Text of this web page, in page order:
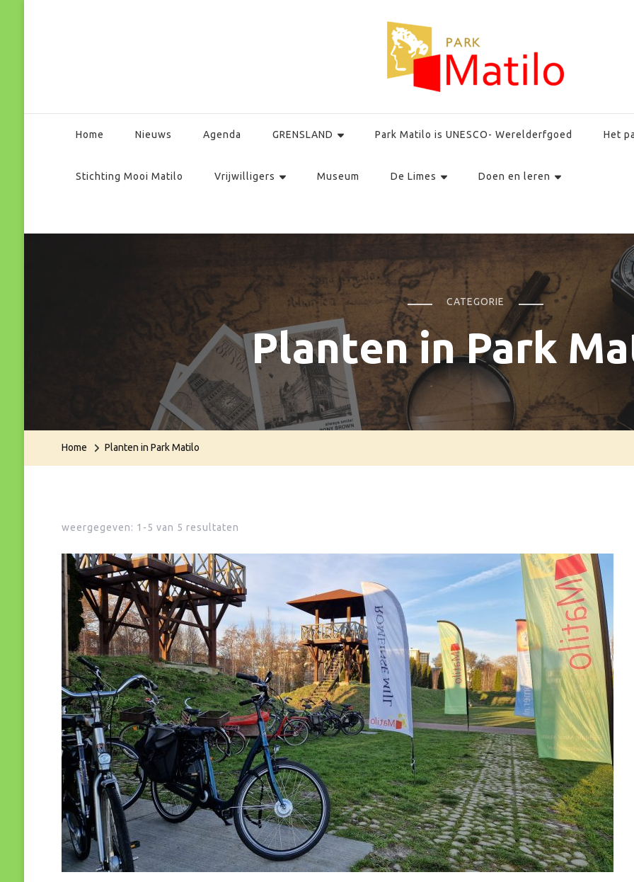
Home Nieuws Agenda GRENSLAND Park Matilo is UNESCO- Werelderfgoed Het
Stichting Mooi Matilo Vrijwilligers Museum De Limes Doen en leren
CATEGORIE
Planten in Park
Home Planten in Park Matilo
weergegeven: 1-5 van 5 resultaten